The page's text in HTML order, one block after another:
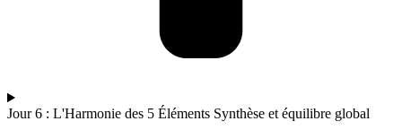
Jour 6 : L'Harmonie des 5 Éléments Synthèse et équilibre global